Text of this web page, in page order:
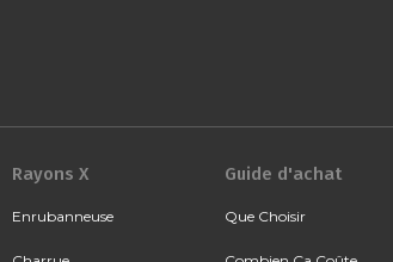
Rayons X
Enrubanneuse
Guide d'achat
Que Choisir